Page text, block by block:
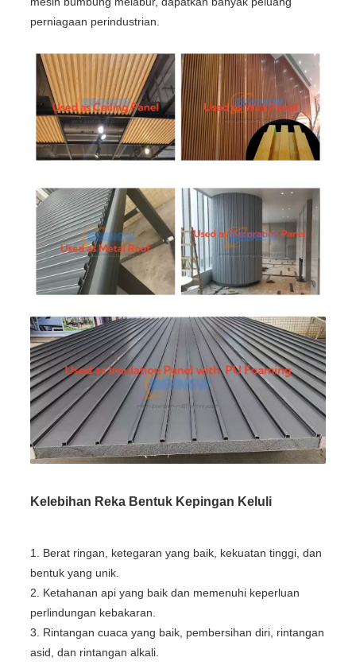
perniagaan perindustrian.
Kelebihan Reka Bentuk Kepingan Keluli
1. Berat ringan, ketegaran yang baik, kekuatan tinggi, dan
bentuk yang unik.
2. Ketahanan api yang baik dan memenuhi keperluan
perlindungan kebakaran.
3. Rintangan cuaca yang baik, pembersihan diri, rintangan
asid, dan rintangan alkali.